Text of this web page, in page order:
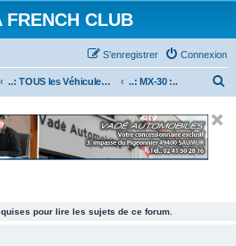
FRENCH CLUB
Connexion
S’enregistrer
..: TOUS les Véhicules MAZDA :.. ..: MX-30 :..
pour lire les sujets de ce forum.